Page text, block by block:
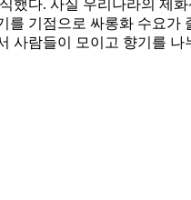
했다. 사실 우리나라의 제
를 기점으로 싸롱화 수요
사람들이 모이고 향기를